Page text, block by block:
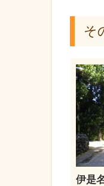
そ
伊是